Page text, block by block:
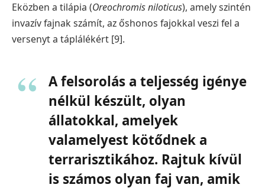
Eközben a tilápia (Oreochromis niloticus), amely szintén
invazív fajnak számít, az őshonos fajokkal veszi fel a
versenyt a táplálékért [9].
A felsorolás a teljesség igénye
nélkül készült, olyan
állatokkal, amelyek
valamelyest kötődnek a
terrarisztikához. Rajtuk kívül
is számos olyan faj van, amik